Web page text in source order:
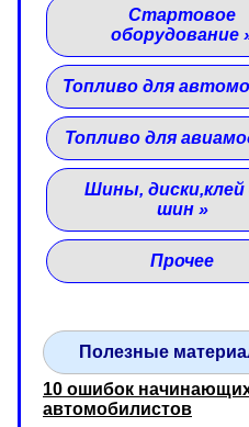
Стартовое
оборудование
Топливо для
Топливо для
Шины, диски,клей
шин»
Прочее
Полезные
10 ошибок
автомобилистов